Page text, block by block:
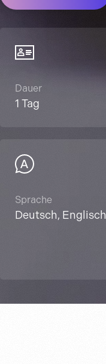
Dauer
1 Tag
Sprache
Deutsch, Englisch